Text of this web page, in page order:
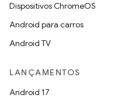
Dispositivos ChromeOS
Android para carros
Android TV
LANÇAMENTOS
Android 17